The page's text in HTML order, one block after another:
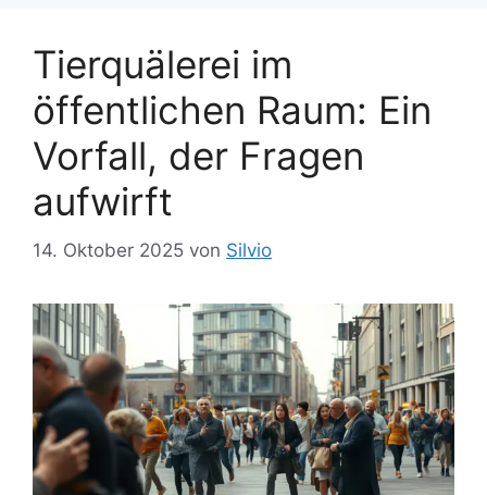
nr
t
e
Tierquälerei im
öffentlichen Raum: Ein
Vorfall, der Fragen
aufwirft
14. Oktober 2025 von Silvio